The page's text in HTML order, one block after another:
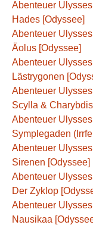
Abenteuer
Hades [Odyssee]
Abenteuer
Äolus [Odyssee]
Abenteuer
Lästrygonen
Abenteuer
Scylla &
Abenteuer
Symplegaden
Abenteuer
Sirenen [Odyssee]
Abenteuer
Der Zyklop
Abenteuer
Nausikaa